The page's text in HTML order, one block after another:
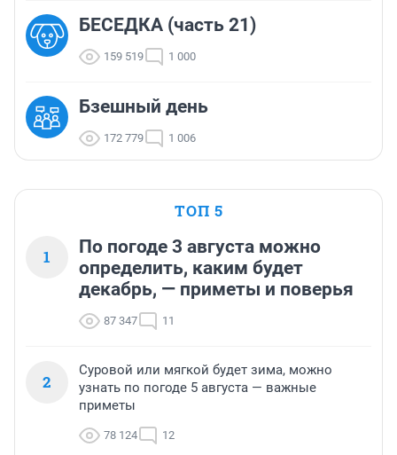
БЕСЕДКА (часть 21)
159 519 1 000
Бзешный день
172 779 1 006
ТОП 5
1
По погоде 3 августа можно
определить, каким будет
декабрь, — приметы и поверья
87 347 11
2
Суровой или мягкой будет зима, можно
узнать по погоде 5 августа — важные
приметы
78 124 12